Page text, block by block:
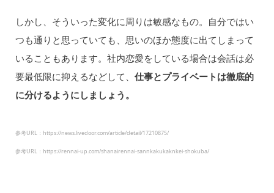
しかし、そういった変化に周りは敏感なもの。自分ではい
つも通りと思っていても、思いのほか態度に出てしまって
いることもあります。社内恋愛をしている場合は会話は必
要最低限に抑えるなどして、 仕事とプライベートは徹底的
に分けるようにしましょう。
参考URL：https://news.livedoor.com/article/detail/17210875/
参考URL：https://rennai-up.com/shanairennai-sannkakukaknkei-shokuba/